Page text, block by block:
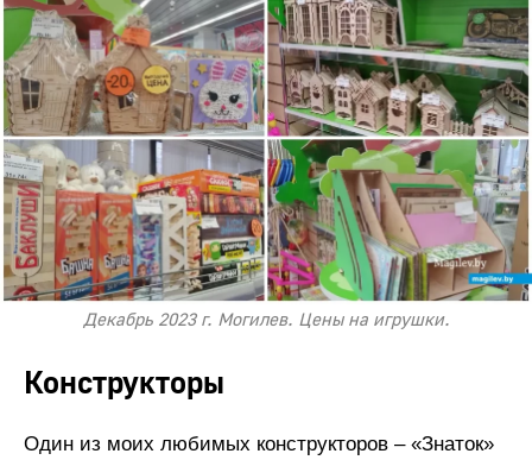
Декабрь 2023 г. Могилев. Цены на игрушки.
Конструкторы
Один из моих любимых конструкторов – «Знаток»